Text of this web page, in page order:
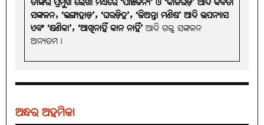
ସଙ୍କଳନ, ‘ଭଙ୍ଗାହାଡ଼’, ‘ଘର‌ଡ଼ିହ’, ‘ଜିଅନ୍ତା ମଣିଷ’ ଆଦି ଉପ‌ନ୍ୟାସ
ଏବଂ ‘କ୍ଷଣିକା’, ‘ଆଖିନାହିଁ କାନ ନାହିଁ’ଆଦି ଗଳ୍ପ ସଙ୍କଳନ
ଅନ୍ୟତମ।
ଅନ୍ଧର ଅହମିକା